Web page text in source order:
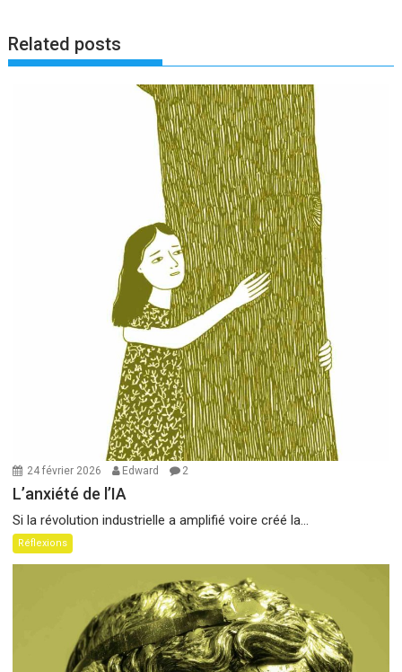
Related posts
24 février 2026 Edward 2
L’anxiété de l’IA
Si la révolution industrielle a amplifié voire créé la...
Réflexions